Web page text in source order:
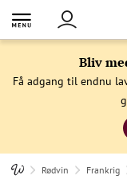
Bliv
Få adgang til endnu
Rødvin Frankrig